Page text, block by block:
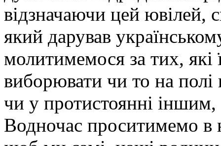
відзначаючи цей ювілей,
який дарував
молитимемося за тих,
виборювати чи то на полі
чи у протистоянні
Водночас проситимемо в